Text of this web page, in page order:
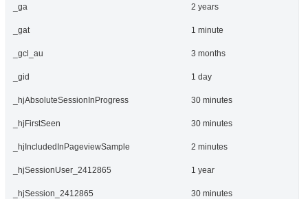
_ga 2 years
_gat 1 minute
_gcl_au 3 months
_gid 1 day
_hjAbsoluteSessionInProgress 30 minutes
_hjFirstSeen 30 minutes
_hjIncludedInPageviewSample 2 minutes
_hjSessionUser_2412865 1 year
_hjSession_2412865 30 minutes